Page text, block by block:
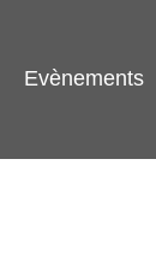
Evènements